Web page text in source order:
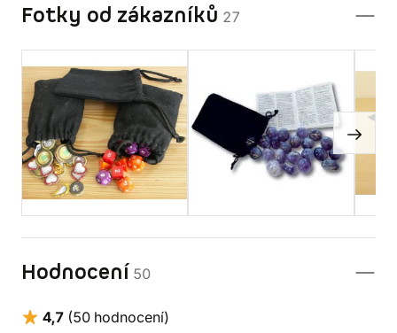
Fotky od zákazníků 27
Hodnocení 50
4,7 (50 hodnocení)